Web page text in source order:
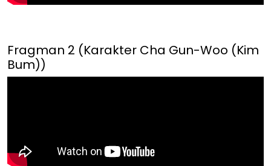
Fragman 2 (Karakter Cha Gun-Woo (Kim
Bum))